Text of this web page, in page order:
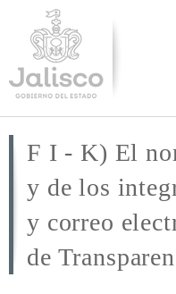
F I - K) El
y de los
y correo
de